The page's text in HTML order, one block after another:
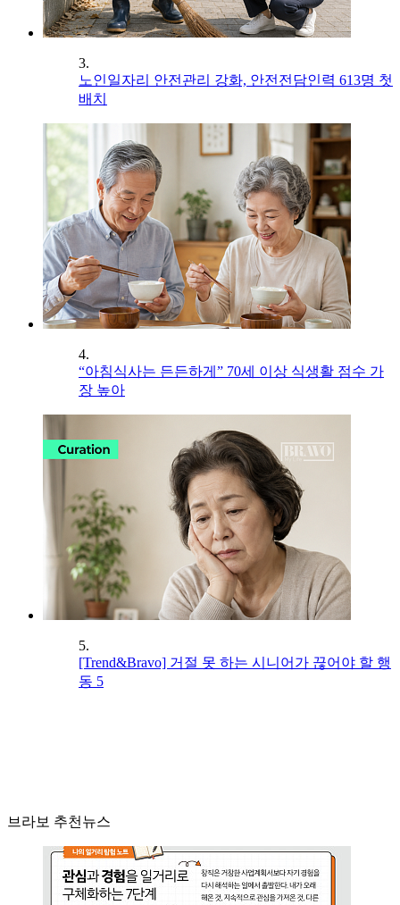
3.
노인일자리 안전관리 강화, 안전전담인력 613명 첫
배치
4.
“아침식사는 든든하게” 70세 이상 식생활 점수 가
장 높아
5.
[Trend&Bravo] 거절 못 하는 시니어가 끊어야 할 행
동 5
브라보 추천뉴스